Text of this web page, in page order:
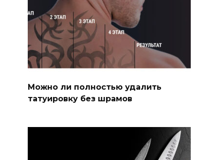
Можно ли полностью удалить
татуировку без шрамов